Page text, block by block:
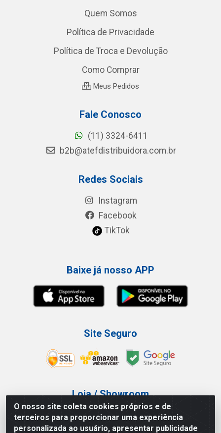
O nosso site coleta cookies próprios e de
terceiros para proporcionar uma experiência
personalizada ao usuário, apresentar publicidade
Quem Somos
Política de Privacidade
Política de Troca e Devolução
Como Comprar
Meus Pedidos
Fale Conosco
(11) 3324-6411
b2b@atefdistribuidora.com.br
Redes Sociais
Instagram
Facebook
TikTok
Baixe já nosso APP
Site Seguro
Loja / Showroom
Tel.: (11) 3227-0546
Av Vautier, 587/597 - Pari - São Paulo/SP